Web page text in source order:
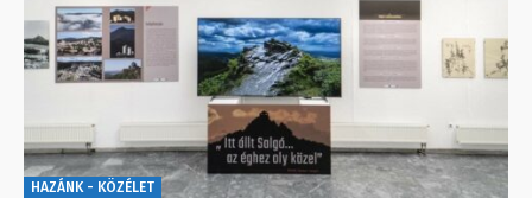
HAZÁNK - KÖZÉLET